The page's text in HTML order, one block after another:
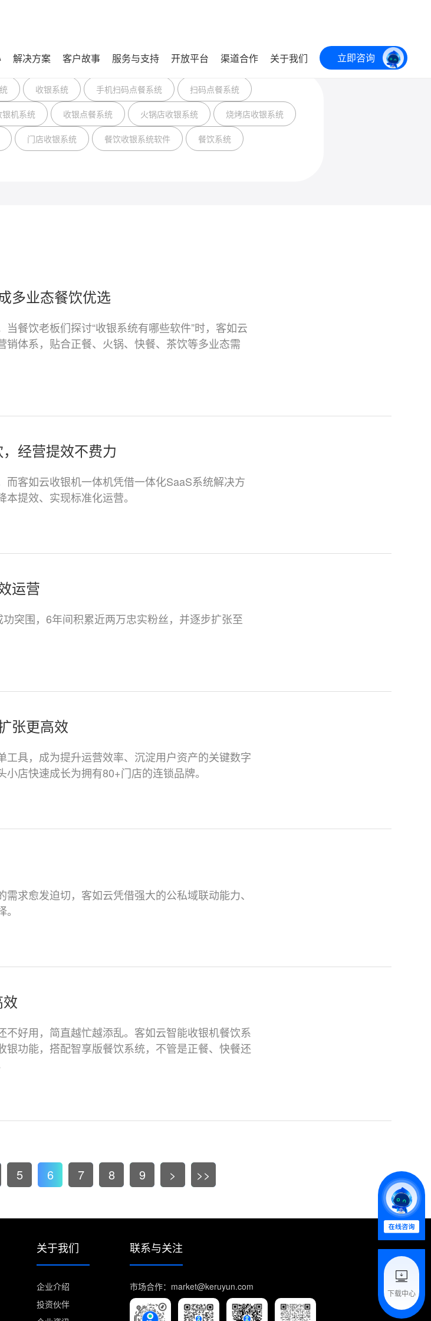
解决方案 客户故事 服务与支持 开放平台 渠道合作 关于我们 立即咨询
收银系统 手机扫码点餐系统 扫码点餐系统
银机系统 收银点餐系统 火锅店收银系统 烧烤店收银系统
门店收银系统 餐饮收银系统软件 餐饮系统
多业态餐饮优选
餐饮老板们探讨“收银系统有哪些软件”时，客如云
体系，贴合正餐、火锅、快餐、茶饮等多业态需
经营提效不费力
客如云收银机一体机凭借一体化SaaS系统解决方
提效、实现标准化运营。
运营
突围，6年间积累近两万忠实粉丝，并逐步扩张至
张更高效
具，成为提升运营效率、沉淀用户资产的关键数字
店快速成长为拥有80+门店的连锁品牌。
求愈发迫切，客如云凭借强大的公私域联动能力、
好用，简直越忙越添乱。客如云智能收银机餐饮系
功能，搭配智享版餐饮系统，不管是正餐、快餐还
5 6 7 8 9 > >>
关于我们
企业介绍
投资伙伴
联系与关注
市场合作：market@keruyun.com
下载中心